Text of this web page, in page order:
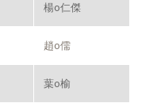
楊o仁傑
趙o儒
葉o榆